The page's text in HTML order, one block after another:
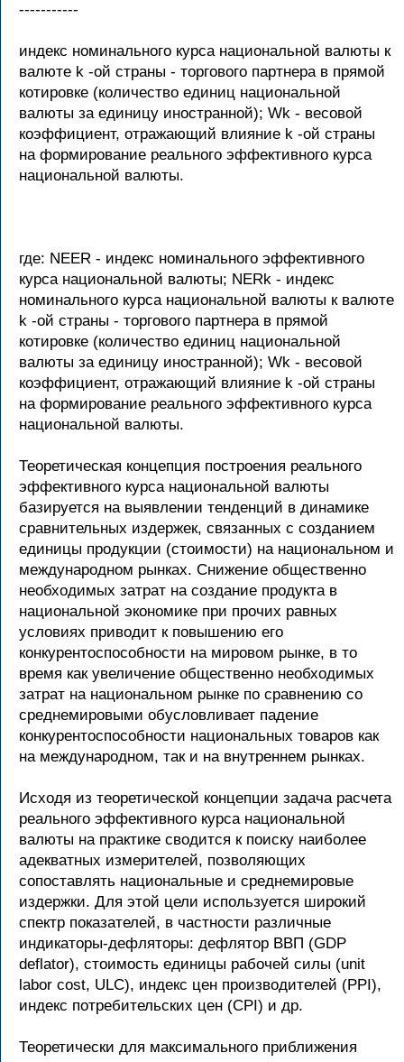
-----------
индекс номинального курса национальной валюты к
валюте k -ой страны - торгового партнера в прямой
котировке (количество единиц национальной
валюты за единицу иностранной); Wk - весовой
коэффициент, отражающий влияние k -ой страны
на формирование реального эффективного курса
национальной валюты.
где: NEER - индекс номинального эффективного
курса национальной валюты; NERk - индекс
номинального курса национальной валюты к валюте
k -ой страны - торгового партнера в прямой
котировке (количество единиц национальной
валюты за единицу иностранной); Wk - весовой
коэффициент, отражающий влияние k -ой страны
на формирование реального эффективного курса
национальной валюты.
Теоретическая концепция построения реального
эффективного курса национальной валюты
базируется на выявлении тенденций в динамике
сравнительных издержек, связанных с созданием
единицы продукции (стоимости) на национальном и
международном рынках. Снижение общественно
необходимых затрат на создание продукта в
национальной экономике при прочих равных
условиях приводит к повышению его
конкурентоспособности на мировом рынке, в то
время как увеличение общественно необходимых
затрат на национальном рынке по сравнению со
среднемировыми обусловливает падение
конкурентоспособности национальных товаров как
на международном, так и на внутреннем рынках.
Исходя из теоретической концепции задача расчета
реального эффективного курса национальной
валюты на практике сводится к поиску наиболее
адекватных измерителей, позволяющих
сопоставлять национальные и среднемировые
издержки. Для этой цели используется широкий
спектр показателей, в частности различные
индикаторы-дефляторы: дефлятор ВВП (GDP
deflator), стоимость единицы рабочей силы (unit
labor cost, ULC), индекс цен производителей (PPI),
индекс потребительских цен (CPI) и др.
Теоретически для максимального приближения